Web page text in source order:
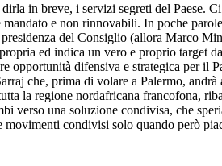
in breve, i servizi segreti del Paese.
e non rinnovabili. In poche
del Consiglio (allora Marco
ed indica un vero e proprio target
difensiva e strategica per il
che, prima di volare a Palermo,
la regione nordafricana francofona,
verso una soluzione condivisa, che
movimenti condivisi solo quando però